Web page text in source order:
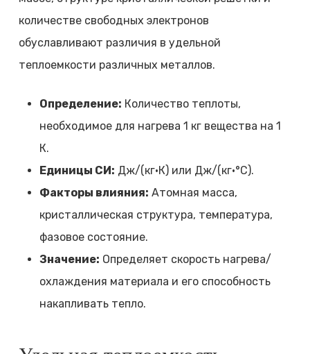
количестве свободных электронов
обуславливают различия в удельной
теплоемкости различных металлов.
Определение: Количество теплоты,
необходимое для нагрева 1 кг вещества на 1
К.
Единицы СИ: Дж/(кг·К) или Дж/(кг·°C).
Факторы влияния: Атомная масса,
кристаллическая структура, температура,
фазовое состояние.
Значение: Определяет скорость нагрева/
охлаждения материала и его способность
накапливать тепло.